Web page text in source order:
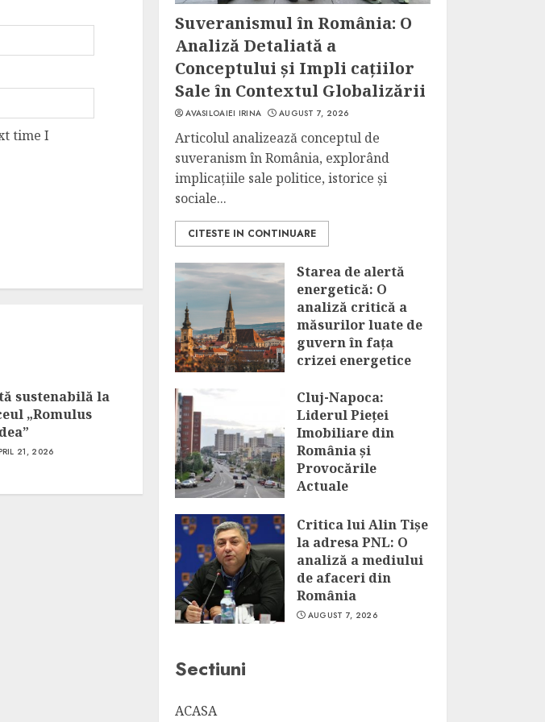
time I
sustenabilă la
„Romulus
21, 2026
Suveranismul în România: O
Analiză Detaliată a
Conceptului și Impli cațiilor
Sale în Contextul Globalizării
AVASILOAIEI IRINA AUGUST 7, 2026
Articolul analizează conceptul de
suveranism în România, explorând
implicațiile sale politice, istorice și
sociale...
CITESTE IN CONTINUARE
Starea de alertă
energetică: O
analiză critică a
măsurilor luate de
guvern în fața
crizei energetice
Cluj-Napoca:
Liderul Pieței
Imobiliare din
România și
Provocările
Actuale
Critica lui Alin Tișe
la adresa PNL: O
analiză a mediului
de afaceri din
România
AUGUST 7, 2026
Sectiuni
ACASA